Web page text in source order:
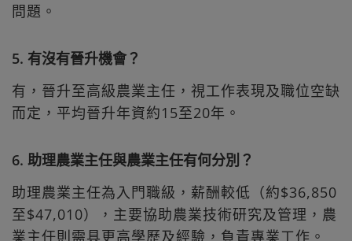
問題。
5. 有沒有晉升機會？
有，晉升至高級農業主任，視工作表現及職位空缺
而定，平均晉升年資約15至20年。
6. 助理農業主任與農業主任有何分別？
助理農業主任為入門職級，薪酬較低（約$36,850
至$47,010），主要協助農業技術研究及管理，農
業主任則需具更高學歷及經驗，負責專業工作。